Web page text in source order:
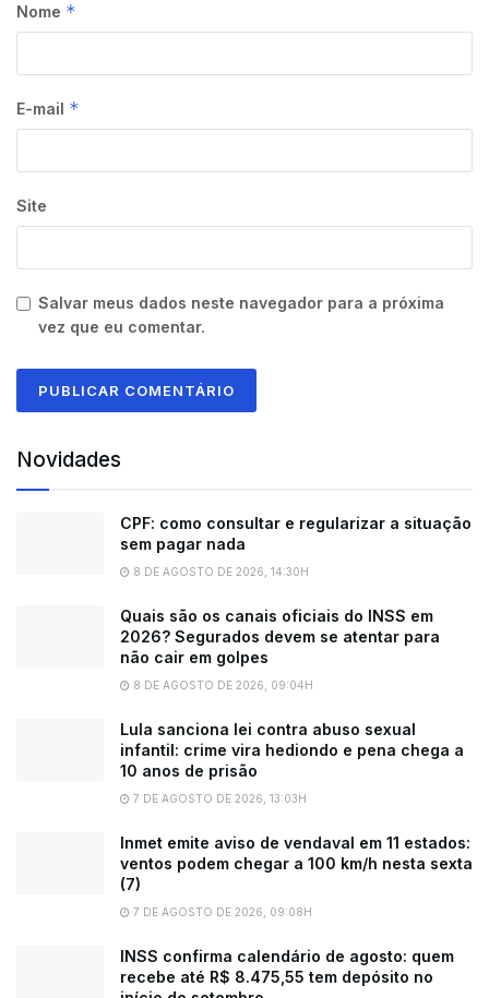
Nome *
E-mail *
Site
Salvar meus dados neste navegador para a próxima
vez que eu comentar.
Novidades
CPF: como consultar e regularizar a situação
sem pagar nada
8 DE AGOSTO DE 2026, 14:30H
Quais são os canais oficiais do INSS em
2026? Segurados devem se atentar para
não cair em golpes
8 DE AGOSTO DE 2026, 09:04H
Lula sanciona lei contra abuso sexual
infantil: crime vira hediondo e pena chega a
10 anos de prisão
7 DE AGOSTO DE 2026, 13:03H
Inmet emite aviso de vendaval em 11 estados:
ventos podem chegar a 100 km/h nesta sexta
(7)
7 DE AGOSTO DE 2026, 09:08H
INSS confirma calendário de agosto: quem
recebe até R$ 8.475,55 tem depósito no